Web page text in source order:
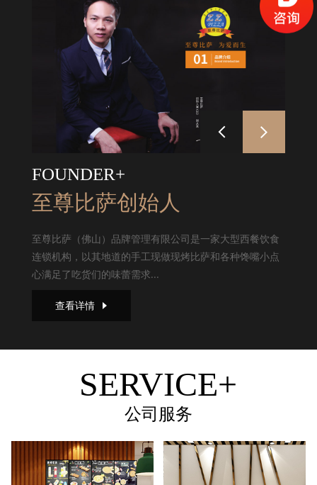
FOUNDER+
至尊比萨创始人
至尊比萨（佛山）品牌管理有限公司是一家大型西餐饮食
连锁机构，以其地道的手工现做现烤比萨和各种馋嘴小点
心满足了吃货们的味蕾需求...
查看详情
SERVICE+
公司服务